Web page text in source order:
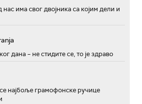
има свог двојника са којим дели и
дана – не стидите се, то је здраво
најбоље грамофонске ручице